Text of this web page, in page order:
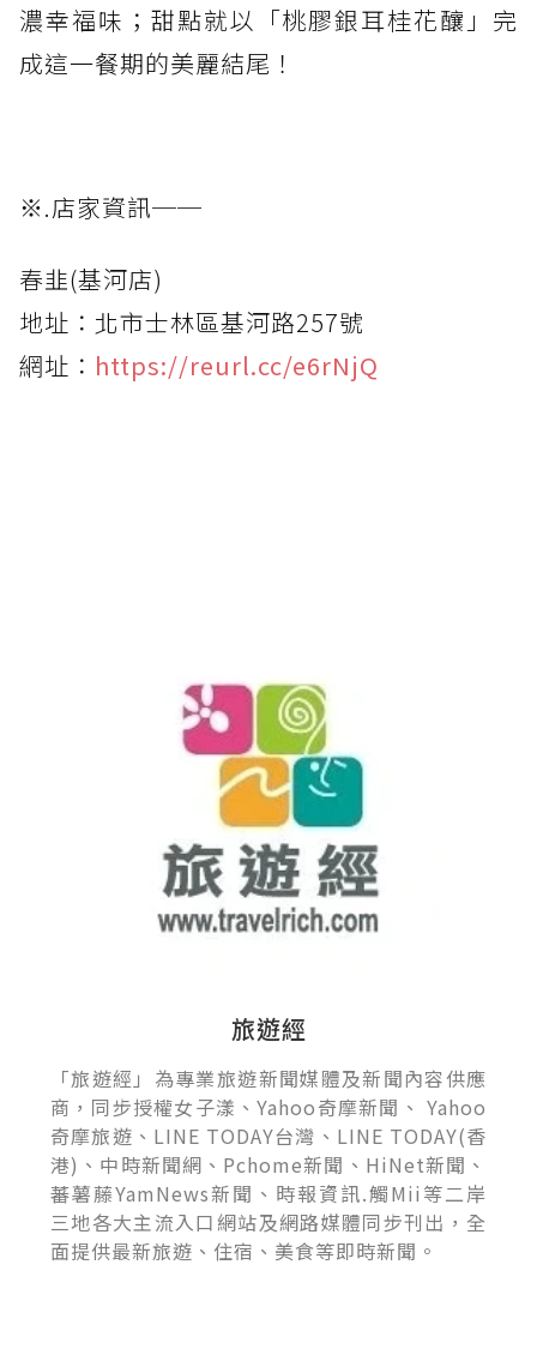
濃幸福味；甜點就以「桃膠銀耳桂花釀」完
成這一餐期的美麗結尾！
※.店家資訊──
春韭(基河店)
地址：北市士林區基河路257號
網址： https://reurl.cc/e6rNjQ
旅遊經
「旅遊經」為專業旅遊新聞媒體及新聞內容供應
商，同步授權女子漾、Yahoo奇摩新聞、 Yahoo
奇摩旅遊、LINE TODAY台灣、LINE TODAY(香
港)、中時新聞網、Pchome新聞、HiNet新聞、
蕃薯藤YamNews新聞、時報資訊.觸Mii等二岸
三地各大主流入口網站及網路媒體同步刊出，全
面提供最新旅遊、住宿、美食等即時新聞。